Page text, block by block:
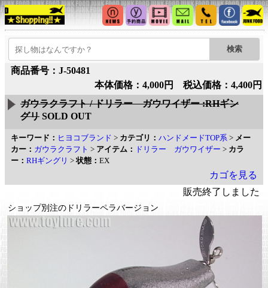
商品番号：J-50481
本体価格：4,000円 税込価格：4,400円
ガウラクラフト / ドリラー ガウワイザー :RHギン
グリ SOLD OUT
キーワード： ヒヨコブランド > カテゴリ： ハンドメードTOP系 > メー
カー： ガウラクラフト > アイテム： ドリラー ガウワイザー > カラ
ー： RHギングリ >状態： EX
カゴを見る
販売終了しました
ショップ別注のドリラーペラバージョン